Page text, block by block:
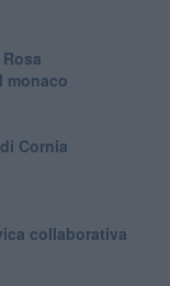
monaco
Cornia
collaborativa